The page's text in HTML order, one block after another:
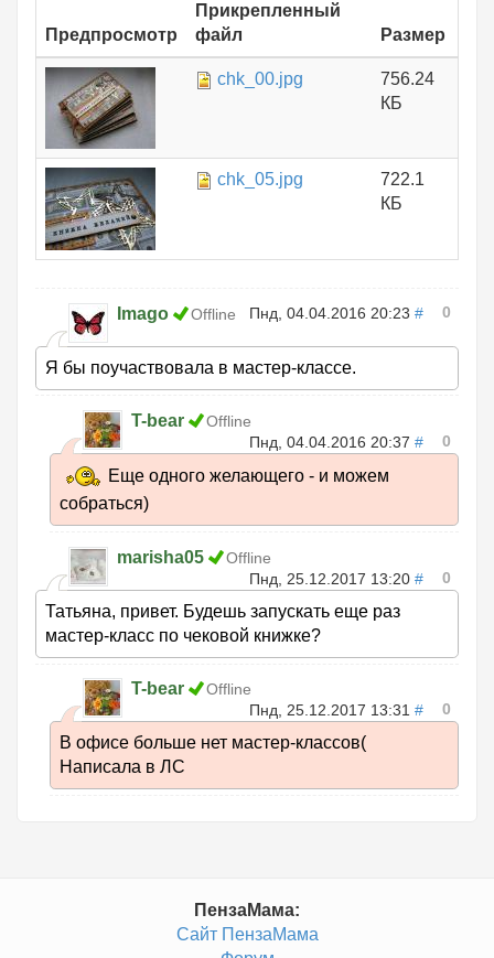
Предпросмотр
Прикрепленный
файл
Размер
chk_00.jpg
756.24
КБ
chk_05.jpg
722.1
КБ
Imago Offline Пнд, 04.04.2016 20:23 # 0
Я бы поучаствовала в мастер-классе.
T-bear
Offline
Пнд, 04.04.2016 20:37 # 0
Еще одного желающего - и можем
собраться)
marisha05
Offline
Пнд, 25.12.2017 13:20 # 0
Татьяна, привет. Будешь запускать еще раз
мастер-класс по чековой книжке?
T-bear
Offline
Пнд, 25.12.2017 13:31 # 0
В офисе больше нет мастер-классов(
Написала в ЛС
ПензаМама:
Сайт ПензаМама